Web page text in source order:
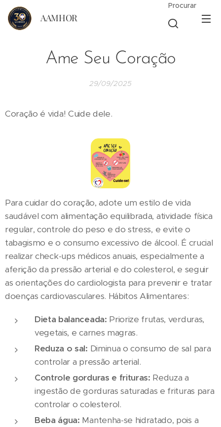
AAMHOR
Procurar
Ame Seu Coração
29/09/2025
Coração é vida! Cuide dele.
Para cuidar do coração, adote um estilo de vida
saudável com alimentação equilibrada, atividade física
regular, controle do peso e do stress, e evite o
tabagismo e o consumo excessivo de álcool. É crucial
realizar check-ups médicos anuais, especialmente a
aferição da pressão arterial e do colesterol, e seguir
as orientações do cardiologista para prevenir e tratar
doenças cardiovasculares. Hábitos Alimentares:
Dieta balanceada: Priorize frutas, verduras,
vegetais, e carnes magras.
Reduza o sal: Diminua o consumo de sal para
controlar a pressão arterial.
Controle gorduras e frituras: Reduza a
ingestão de gorduras saturadas e frituras para
controlar o colesterol.
Beba água: Mantenha-se hidratado, pois a